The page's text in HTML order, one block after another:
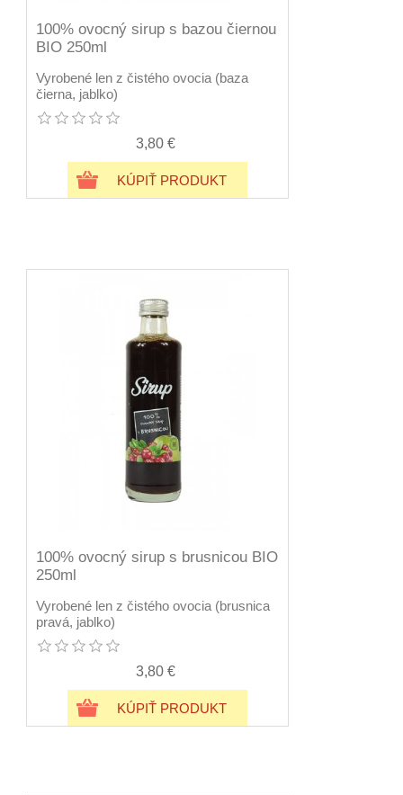
100% ovocný sirup s bazou čiernou
BIO 250ml
Vyrobené len z čistého ovocia (baza
čierna, jablko)
3,80 €
KÚPIŤ PRODUKT
100% ovocný sirup s brusnicou BIO
250ml
Vyrobené len z čistého ovocia (brusnica
pravá, jablko)
3,80 €
KÚPIŤ PRODUKT